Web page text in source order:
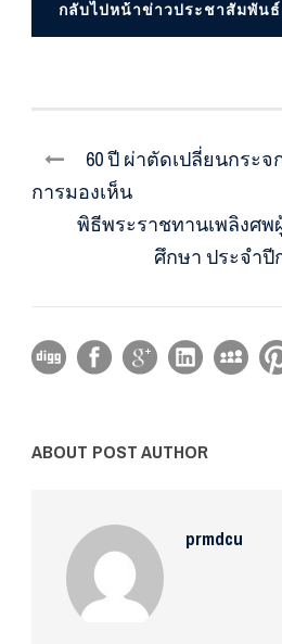
กลับไปหน้าข่าวประชาสัมพันธ์
60 ปี ผ่าตัดเปลี่ยนกระ
การมองเห็น
พิธีพระราชทานเพลิงศพ
ศึกษา ประจำปี
ABOUT POST AUTHOR
prmdcu